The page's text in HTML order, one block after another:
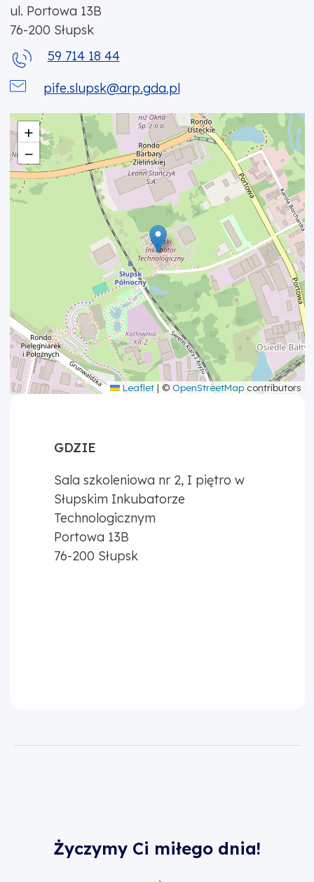
ul. Portowa 13B
76-200 Słupsk
59 714 18 44
pife.slupsk@arp.gda.pl
+
−
Leaflet | © OpenStreetMapcontributors
GDZIE
Sala szkoleniowa nr 2, I piętro w
Słupskim Inkubatorze
Technologicznym
Portowa 13B
76-200 Słupsk
Życzymy Ci miłego dnia!